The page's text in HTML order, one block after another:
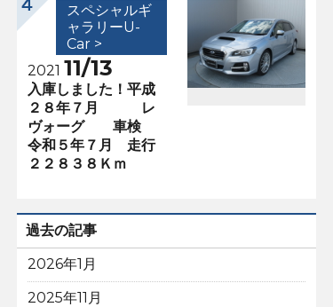
スペシャルギ
ャラリーU-
Car >
2021 11/13
入庫しました！平成
２８年７月 レ
ヴォーグ 車検
令和５年７月 走行
２２８３８Ｋｍ
過去の記事
2026年1月
2025年11月